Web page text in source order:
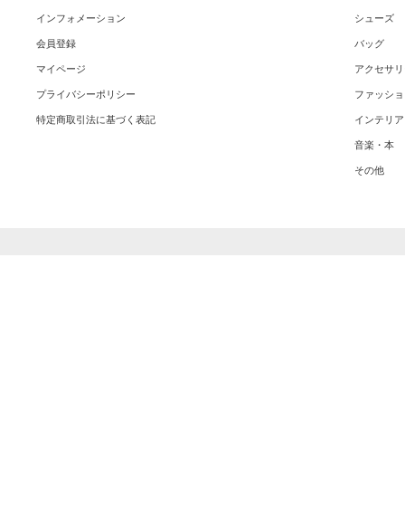
インフォメーション
会員登録
マイページ
プライバシーポリシー
特定商取引法に基づく表記
シューズ
バッグ
アクセサ
ファッシ
インテリア
音楽・本
その他